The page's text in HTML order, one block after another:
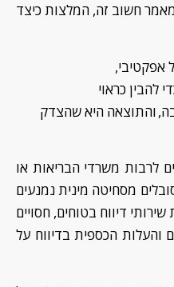
חשוב זה, המלצות כיצד
אפקטיבי,
להבין כראוי
,והתוצאה היאשהצדק
לרבותמשרדי הבריאות או
מסחיטה מינית נמנעים
שירותי דיווח בטוחים, חסויים
והעלות הכספית בדיווח על